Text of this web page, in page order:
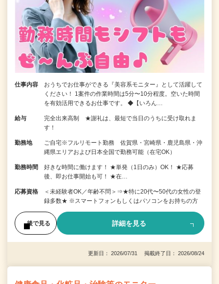
仕事内容
おうちでお仕事ができる『美容系モニター』として活躍して
ください！ 1案件の作業時間は5分〜10分程度。空いた時間
を有効活用できるお仕事です。 ◆【いろん…
給与
完全出来高制 ★謝礼は、最短で当日のうちに受け取れま
す！
勤務地
ご自宅※フルリモート勤務 佐賀県・宮崎県・鹿児島県・沖
縄県エリアおよび日本全国で勤務可能（在宅OK）
勤務時間
好きな時間に働けます！ ★単発（1日のみ）OK！ ★応募
後、即お仕事開始も可！ ★在…
応募資格
＜未経験者OK／年齢不問＞⇒★特に20代〜50代の女性の登
録多数★ ※スマートフォンもしくはパソコンをお持ちの方
後で見る 詳細を見る
更新日： 2026/07/31 掲載終了日： 2026/08/24